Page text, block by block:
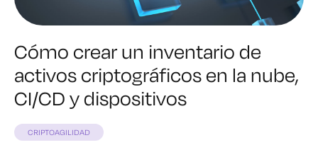
Cómo crear un inventario de
activos criptográficos en la nube,
CI/CD y dispositivos
CRIPTOAGILIDAD